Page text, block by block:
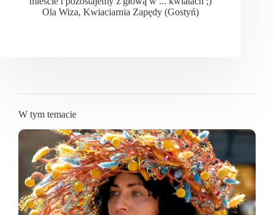
Ola Wiza, Kwiaciarnia Zapędy (Gostyń)
W tym temacie